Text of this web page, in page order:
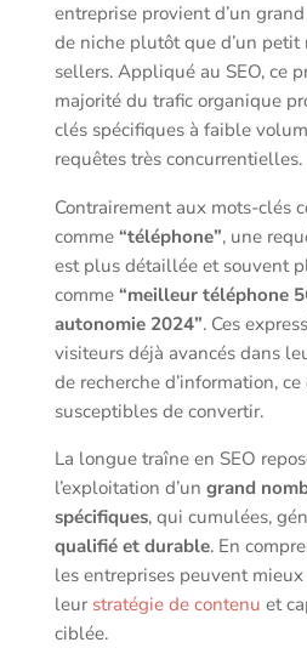
entreprise provient d’un
de niche plutôt que d’un petit
sellers. Appliqué au SEO, ce
majorité du trafic organique
clés spécifiques à faible
requêtes très concurrentielles.
Contrairement aux mots-clés
comme “téléphone”, une
est plus détaillée et souvent
comme “meilleur téléphone
autonomie 2024”. Ces
visiteurs déjà avancés dans
de recherche d’information,
susceptibles de convertir.
La longue traîne en SEO
l’exploitation d’un grand
spécifiques, qui cumulées,
qualifié et durable. En
les entreprises peuvent
leur stratégie de contenu et
ciblée.